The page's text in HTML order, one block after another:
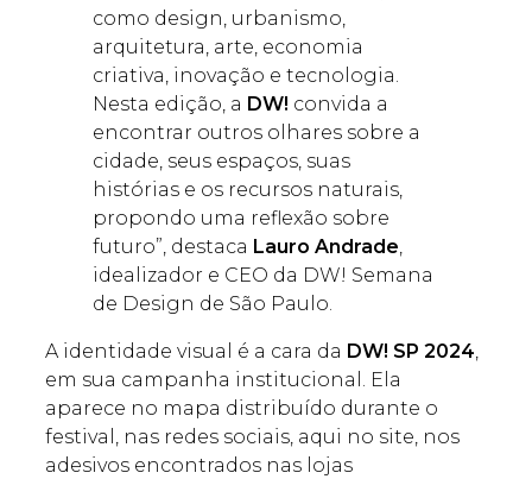
como design, urbanismo,
arquitetura, arte, economia
criativa, inovação e tecnologia.
Nesta edição, a DW! convida a
encontrar outros olhares sobre a
cidade, seus espaços, suas
histórias e os recursos naturais,
propondo uma reflexão sobre
futuro”, destaca Lauro Andrade,
idealizador e CEO da DW! Semana
de Design de São Paulo.
A identidade visual é a cara da DW! SP 2024,
em sua campanha institucional. Ela
aparece no mapa distribuído durante o
festival, nas redes sociais, aqui no site, nos
adesivos encontrados nas lojas